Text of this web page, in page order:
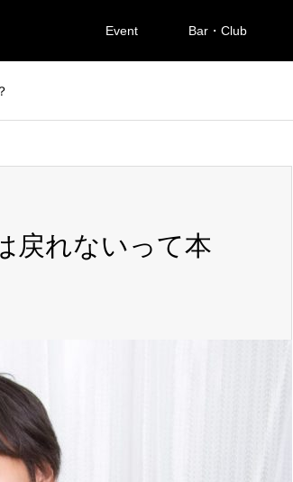
Event Bar・Club
戻れないって本